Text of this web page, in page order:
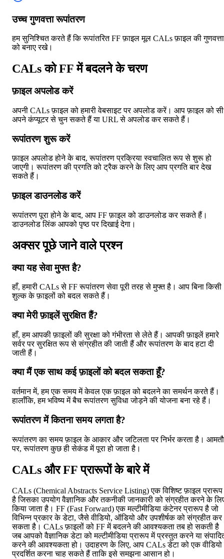
उच्च गुणवत्ता रूपांतरण
हम सुनिश्चित करते हैं कि रूपांतरित FF फ़ाइल मूल CALs फ़ाइल की गुणवत्ता
को बनाए रखे।
CALs को FF में बदलने के चरण
फ़ाइल अपलोड करें
अपनी CALs फ़ाइल को हमारी वेबसाइट पर अपलोड करें। आप फ़ाइल को
अपने कंप्यूटर से चुन सकते हैं या URL से अपलोड कर सकते हैं।
रूपांतरण शुरू करें
फ़ाइल अपलोड होने के बाद, रूपांतरण प्रक्रिया स्वचालित रूप से शुरू हो
जाएगी। रूपांतरण की प्रगति को ट्रैक करने के लिए आप प्रगति बार देख
सकते हैं।
फ़ाइल डाउनलोड करें
रूपांतरण पूरा होने के बाद, आप FF फ़ाइल को डाउनलोड कर सकते हैं।
डाउनलोड लिंक आपको पृष्ठ पर दिखाई देगा।
अक्सर पूछे जाने वाले प्रश्न
क्या यह सेवा मुफ्त है?
हाँ, हमारी CALs से FF रूपांतरण सेवा पूरी तरह से मुफ्त है। आप बिना किसी
शुल्क के फ़ाइलों को बदल सकते हैं।
क्या मेरी फ़ाइलें सुरक्षित हैं?
हाँ, हम आपकी फ़ाइलों की सुरक्षा को गंभीरता से लेते हैं। आपकी फ़ाइलें हमारे
सर्वर पर सुरक्षित रूप से संग्रहीत की जाती हैं और रूपांतरण के बाद हटा दी
जाती हैं।
क्या मैं एक साथ कई फ़ाइलों को बदल सकता हूँ?
वर्तमान में, हम एक समय में केवल एक फ़ाइल को बदलने का समर्थन करते हैं।
हालाँकि, हम भविष्य में बैच रूपांतरण सुविधा जोड़ने की योजना बना रहे हैं।
रूपांतरण में कितना समय लगता है?
रूपांतरण का समय फ़ाइल के आकार और जटिलता पर निर्भर करता है।
पर, रूपांतरण कुछ ही सेकंड में पूरा हो जाता है।
CALs और FF प्रारूपों के बारे में
CALs (Chemical Abstracts Service Listing) एक विशिष्ट फ़ाइल प्रारूप
है जिसका उपयोग वैज्ञानिक और तकनीकी जानकारी को संग्रहीत करने के
किया जाता है। FF (Fast Forward) एक मल्टीमीडिया कंटेनर प्रारूप है जो
विभिन्न प्रकार के डेटा, जैसे वीडियो, ऑडियो और उपशीर्षक को संग्रहीत कर
सकता है। CALs फ़ाइलों को FF में बदलने की आवश्यकता तब हो सकती है
जब आपको वैज्ञानिक डेटा को मल्टीमीडिया प्रारूप में प्रस्तुत करने या
करने की आवश्यकता हो। उदाहरण के लिए, आप CALs डेटा को एक वीडियो
प्रदर्शित करना चाह सकते हैं ताकि इसे समझना आसान हो।